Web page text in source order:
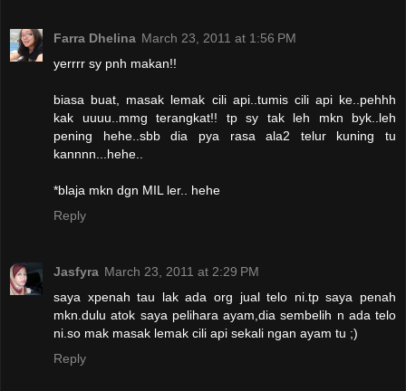
Farra Dhelina March 23, 2011 at 1:56 PM
yerrrr sy pnh makan!!
biasa buat, masak lemak cili api..tumis cili api ke..pehhh
kak uuuu..mmg terangkat!! tp sy tak leh mkn byk..leh
pening hehe..sbb dia pya rasa ala2 telur kuning tu
kannnn...hehe..
*blaja mkn dgn MIL ler.. hehe
Reply
Jasfyra March 23, 2011 at 2:29 PM
saya xpenah tau lak ada org jual telo ni.tp saya penah
mkn.dulu atok saya pelihara ayam,dia sembelih n ada telo
ni.so mak masak lemak cili api sekali ngan ayam tu ;)
Reply